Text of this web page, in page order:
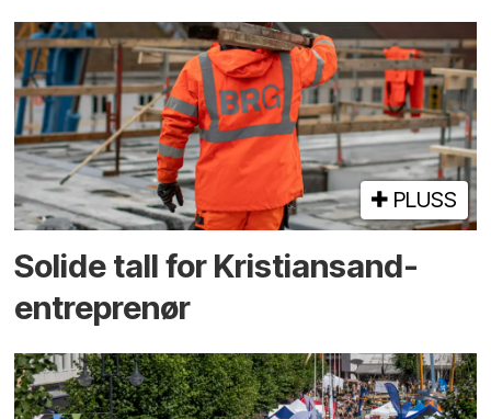
PLUSS
Solide tall for Kristiansand-
entreprenør